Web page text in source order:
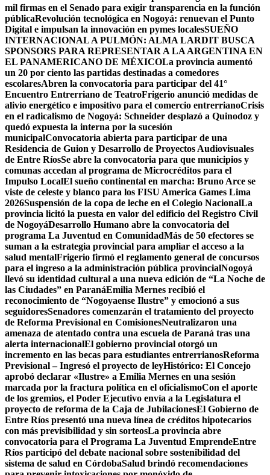
mil firmas en el Senado para exigir transparencia en la función
públicaRevolución tecnológica en Nogoyá: renuevan el Punto
Digital e impulsan la innovación en pymes localesSUEÑO
INTERNACIONAL A PULMÓN: ALMA LARDIT BUSCA
SPONSORS PARA REPRESENTAR A LA ARGENTINA EN
EL PANAMERICANO DE MÉXICOLa provincia aumentó
un 20 por ciento las partidas destinadas a comedores
escolaresAbren la convocatoria para participar del 41°
Encuentro Entrerriano de TeatroFrigerio anunció medidas de
alivio energético e impositivo para el comercio entrerrianoCrisis
en el radicalismo de Nogoyá: Schneider desplazó a Quinodoz y
quedó expuesta la interna por la sucesión
municipalConvocatoria abierta para participar de una
Residencia de Guion y Desarrollo de Proyectos Audiovisuales
de Entre RíosSe abre la convocatoria para que municipios y
comunas accedan al programa de Microcréditos para el
Impulso LocalEl sueño continental en marcha: Bruno Arce se
viste de celeste y blanco para los FISU America Games Lima
2026Suspensión de la copa de leche en el Colegio NacionalLa
provincia licitó la puesta en valor del edificio del Registro Civil
de NogoyáDesarrollo Humano abre la convocatoria del
programa La Juventud en ComunidadMás de 50 efectores se
suman a la estrategia provincial para ampliar el acceso a la
salud mentalFrigerio firmó el reglamento general de concursos
para el ingreso a la administración pública provincialNogoyá
llevó su identidad cultural a una nueva edición de “La Noche de
las Ciudades” en ParanáEmilia Mernes recibió el
reconocimiento de “Nogoyaense Ilustre” y emocionó a sus
seguidoresSenadores comenzarán el tratamiento del proyecto
de Reforma Previsional en ComisionesNeutralizaron una
amenaza de atentado contra una escuela de Paraná tras una
alerta internacionalEl gobierno provincial otorgó un
incremento en las becas para estudiantes entrerrianosReforma
Previsional – Ingresó el proyecto de leyHistórico: El Concejo
aprobó declarar «Ilustre» a Emilia Mernes en una sesión
marcada por la fractura política en el oficialismoCon el aporte
de los gremios, el Poder Ejecutivo envía a la Legislatura el
proyecto de reforma de la Caja de JubilacionesEl Gobierno de
Entre Ríos presentó una nueva línea de créditos hipotecarios
con más previsibilidad y sin sorteosLa provincia abre
convocatoria para el Programa La Juventud EmprendeEntre
Ríos participó del debate nacional sobre sostenibilidad del
sistema de salud en CórdobaSalud brindó recomendaciones